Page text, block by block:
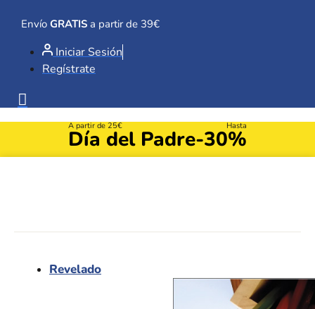
contenido
Envío GRATIS a partir de 39€
Iniciar Sesión
Regístrate
A partir de 25€
Día del Padre
Hasta
-30%
Revelado